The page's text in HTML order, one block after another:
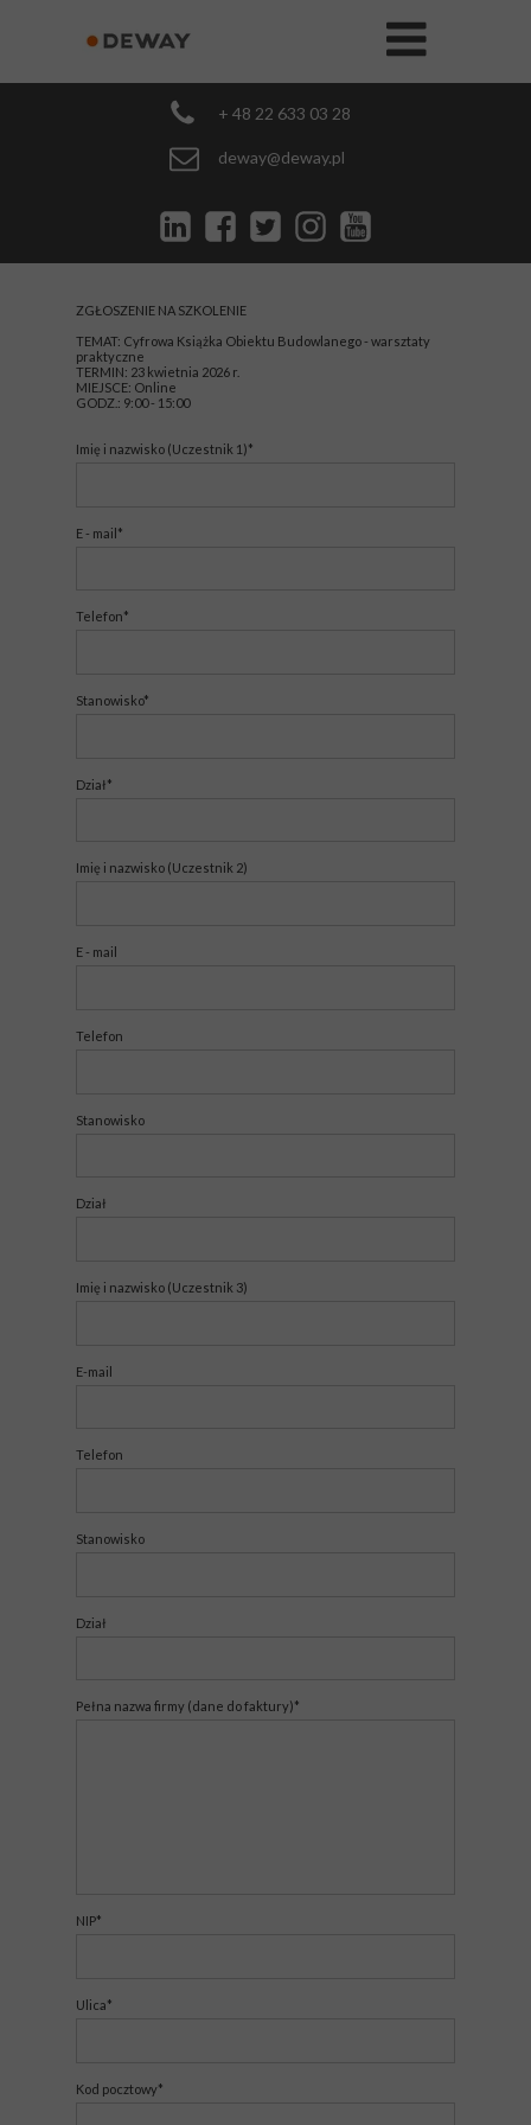
ZGŁOSZENIE NA SZKOLENIE
TEMAT: Cyfrowa Książka Obiektu Budowlanego - warsztaty
praktyczne
TERMIN: 23 kwietnia 2026 r.
MIEJSCE: Online
GODZ.: 9:00 - 15:00
Imię i nazwisko (Uczestnik 1)*
E - mail*
Telefon*
Stanowisko*
Dział*
Imię i nazwisko (Uczestnik 2)
E - mail
Telefon
Stanowisko
Dział
Imię i nazwisko (Uczestnik 3)
E-mail
Telefon
Stanowisko
Dział
Pełna nazwa firmy (dane do faktury)*
NIP*
Ulica*
Kod pocztowy*
+ 48 22 633 03 28
deway@deway.pl